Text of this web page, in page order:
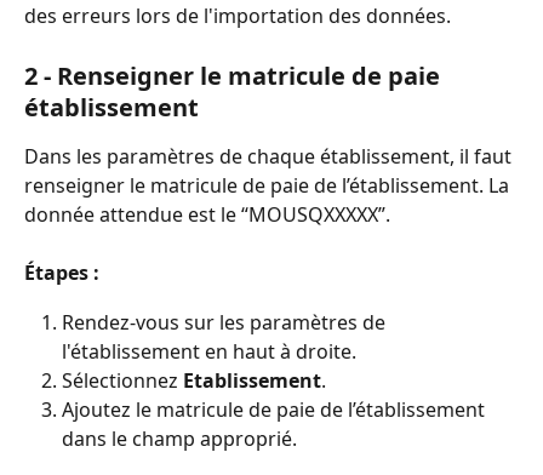
des erreurs lors de l'importation des données.
2 - Renseigner le matricule de paie
établissement
Dans les paramètres de chaque établissement, il faut
renseigner le matricule de paie de l’établissement. La
donnée attendue est le “MOUSQXXXXX”.
Étapes :
Rendez-vous sur les paramètres de
l'établissement en haut à droite.
Sélectionnez Etablissement.
Ajoutez le matricule de paie de l’établissement
dans le champ approprié.